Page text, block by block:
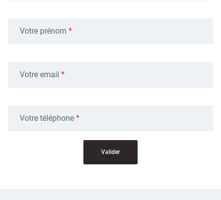
Votre prénom
Votre email
Votre téléphone